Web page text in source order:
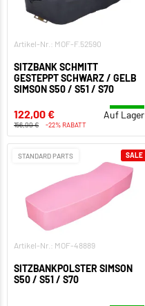
Artikel-Nr.: MOF-F.52590
SITZBANK SCHMITT
GESTEPPT SCHWARZ / GELB
SIMSON S50 / S51 / S70
122,00 € Auf Lager
156,00 € -22% RABATT
STANDARD PARTS
Artikel-Nr.: MOF-48889
SITZBANKPOLSTER SIMSON
S50 / S51 / S70
SALE